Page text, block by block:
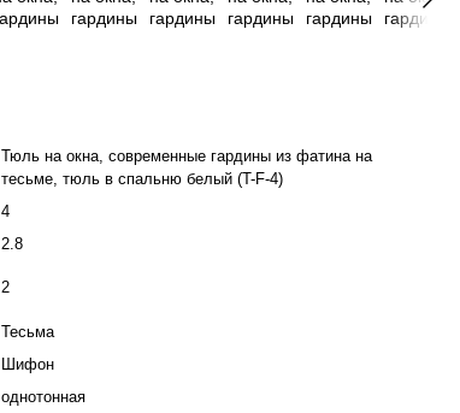
Тюль на окна, современные гардины из фатина на
тесьме, тюль в спальню белый (T-F-4)
4
2.8
2
Тесьма
Шифон
однотонная